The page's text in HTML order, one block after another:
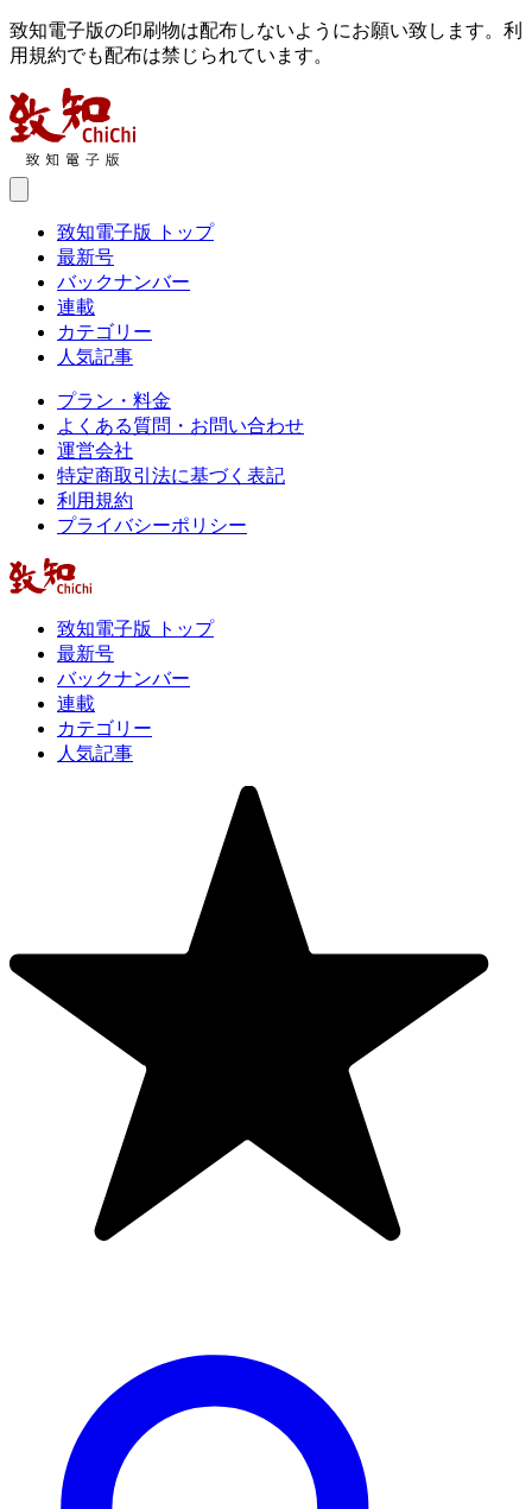
致知電子版の印刷物は配布しないようにお願い致します。利
用規約でも配布は禁じられています。
致知電子版 トップ
最新号
バックナンバー
連載
カテゴリー
人気記事
プラン・料金
よくある質問・お問い合わせ
運営会社
特定商取引法に基づく表記
利用規約
プライバシーポリシー
致知電子版 トップ
最新号
バックナンバー
連載
カテゴリー
人気記事